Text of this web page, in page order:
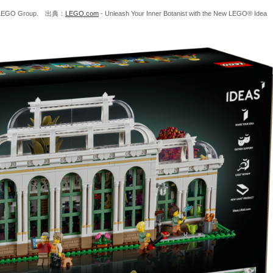
Group. 出典： LEGO.com - Unleash Your Inner Botanist with the New LEGO® Idea